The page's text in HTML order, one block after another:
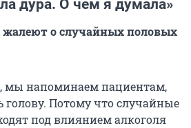
дура. О чем я думала»
о случайных половых
мы напоминаем пациентам,
голову. Потому что случайные
под влиянием алкоголя